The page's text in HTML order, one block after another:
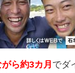
ら約3カ月 でダ